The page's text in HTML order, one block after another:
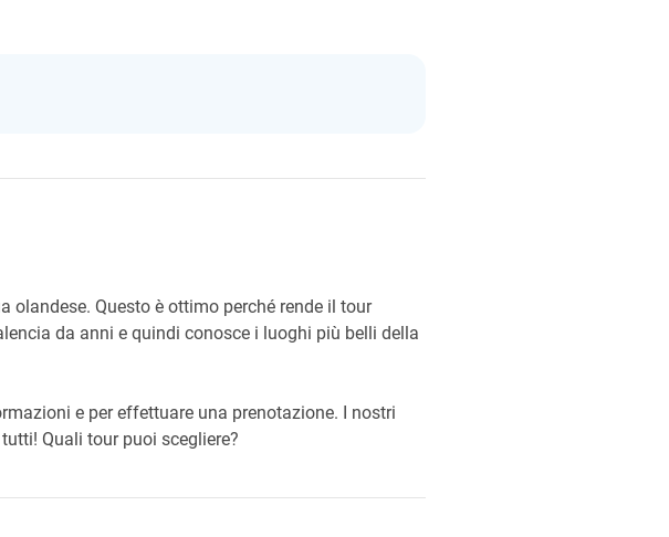
Questo è ottimo perché rende il tour
da anni e quindi conosce i luoghi più belli della
e per effettuare una prenotazione. I nostri
Quali tour puoi scegliere?